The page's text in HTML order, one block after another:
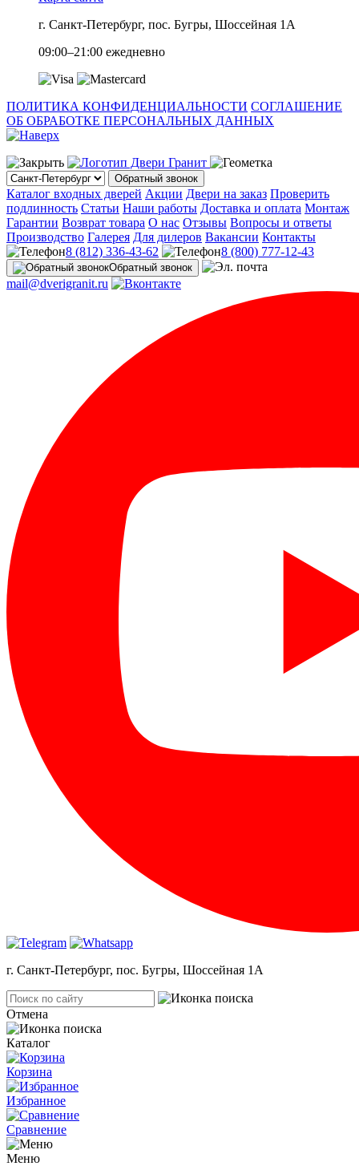
г. Санкт-Петербург, пос. Бугры, Шоссейная 1А
09:00–21:00 ежедневно
ПОЛИТИКА КОНФИДЕНЦИАЛЬНОСТИ СОГЛАШЕНИЕ
ОБ ОБРАБОТКЕ ПЕРСОНАЛЬНЫХ ДАННЫХ
Обратный звонок
Каталог входных дверей Акции Двери на заказ Проверить
подлинность Статьи Наши работы Доставка и оплата Монтаж
Гарантии Возврат товара О нас Отзывы Вопросы и ответы
Производство Галерея Для дилеров Вакансии Контакты
8 (812) 336-43-62
8 (800) 777-12-43
Обратный звонок
mail@dverigranit.ru
г. Санкт-Петербург, пос. Бугры, Шоссейная 1А
Отмена
Каталог
Корзина
Избранное
Сравнение
Меню